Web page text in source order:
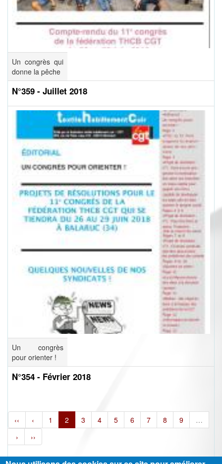
Un congrès qui
donne la pêche
N°359 - Juillet 2018
Un congrès
pour orienter !
N°354 - Février 2018
‹‹ ‹ 1 2 3 4 5 6 7 8 9
…
›
››